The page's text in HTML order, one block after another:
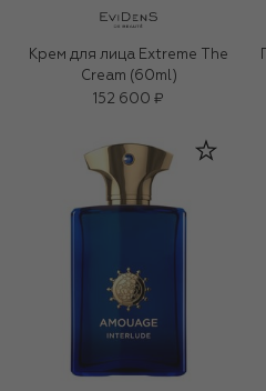
Крем для лица Extreme The
Cream (60ml)
152 600 ₽